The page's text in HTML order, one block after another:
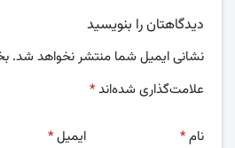
دیدگاهتان را بنویسید
نشانی ایمیل شما منتشر نخواهد شد.
علامت‌گذاری شده‌اند*
نام* ایمیل*